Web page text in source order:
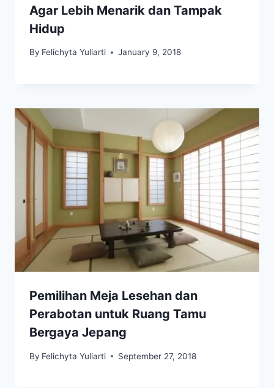
Agar Lebih Menarik dan Tampak
Hidup
By Felichyta Yuliarti January 9, 2018
Pemilihan Meja Lesehan dan
Perabotan untuk Ruang Tamu
Bergaya Jepang
By Felichyta Yuliarti September 27, 2018